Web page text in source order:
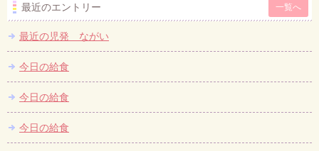
最近のエントリー 一覧へ
最近の児発 ながい
今日の給食
今日の給食
今日の給食